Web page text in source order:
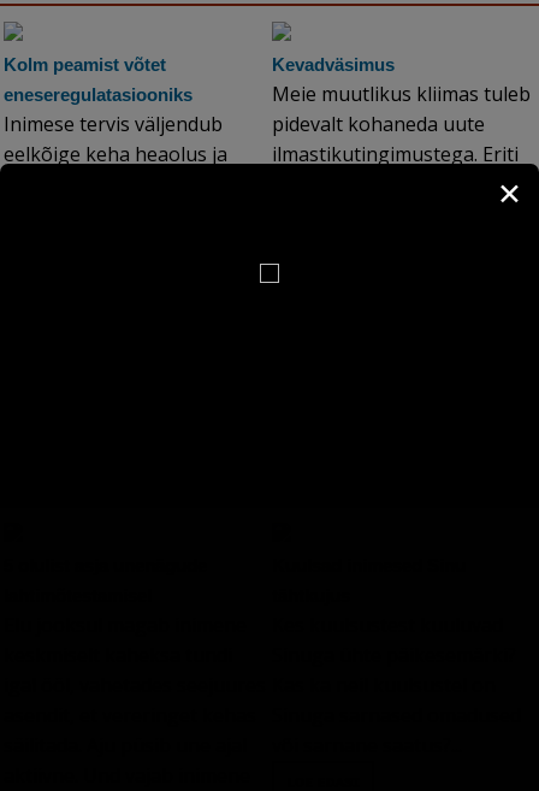
Kolm peamist võtet
eneseregulatasiooniks
Inimese tervis väljendub
eelkõige keha heaolus ja
Kevadväsimus
Meie muutlikus kliimas tuleb
pidevalt kohaneda uute
ilmastikutingimustega. Eriti
✕